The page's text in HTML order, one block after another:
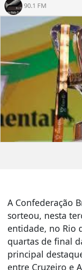
90.1 FM
A Confederação
sorteou, nesta
entidade, no Rio
quartas de final
principal
entre Cruzeiro e